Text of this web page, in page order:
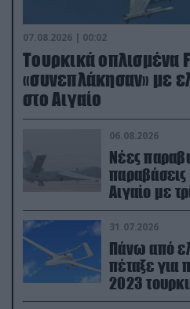
07.08.2026 | 00:02
Τουρκικά οπλισμένα
«συνεπλάκησαν» με
στο Αιγαίο
06.08.2026
Νέες
παραβάσεις
Αιγαίο με
31.07.2026
Πάνω από
πέταξε για
2023